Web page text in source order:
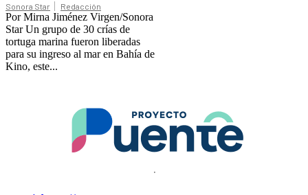
Sonora Star Redacción
Por Mirna Jiménez Virgen/Sonora
Star Un grupo de 30 crías de
tortuga marina fueron liberadas
para su ingreso al mar en Bahía de
Kino, este...
.